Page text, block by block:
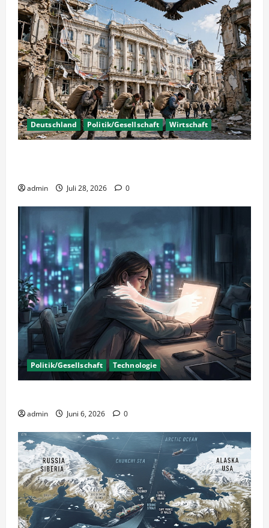
Deutschland Politik/Gesellschaft Wirtschaft
admin Juli 28, 2026 0
Politik/Gesellschaft Technologie
admin Juni 6, 2026 0